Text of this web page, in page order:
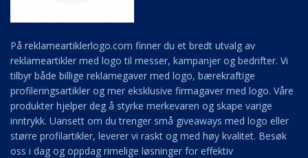
På reklameartiklerlogo.com finner du et bredt utvalg av
reklameartikler med logo til messer, kampanjer og bedrifter. Vi
tilbyr både billige reklamegaver med logo, bærekraftige
profileringsartikler og mer eksklusive firmagaver med logo. Våre
produkter hjelper deg å styrke merkevaren og skape varige
inntrykk. Uansett om du trenger små giveaways med logo eller
større profilartikler, leverer vi raskt og med høy kvalitet. Besøk
oss i dag og oppdag rimelige løsninger for effektiv